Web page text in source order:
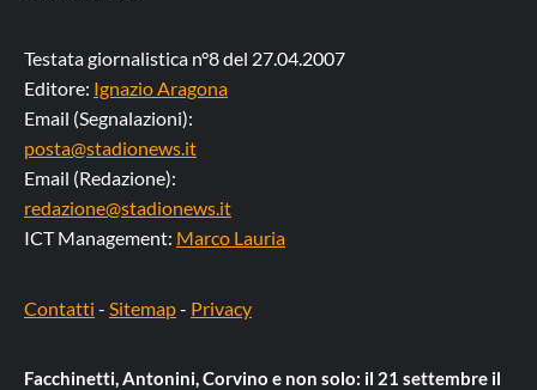
Testata giornalistica n°8 del 27.04.2007
Editore: Ignazio Aragona
Email (Segnalazioni):
posta@stadionews.it
Email (Redazione):
redazione@stadionews.it
ICT Management: Marco Lauria
Contatti - Sitemap- Privacy
Facchinetti, Antonini, Corvino e non solo: il 21 settembre il